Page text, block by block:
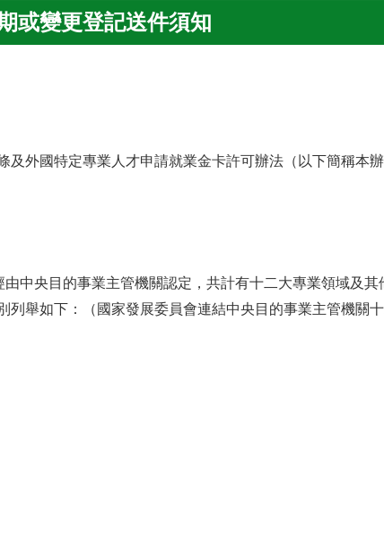
或變更登記送件須知
外國特定專業人才申請就業金卡許可辦法（以下簡稱本辦
由中央目的事業主管機關認定，共計有十二大專業領域及其
舉如下：（國家發展委員會連結中央目的事業主管機關